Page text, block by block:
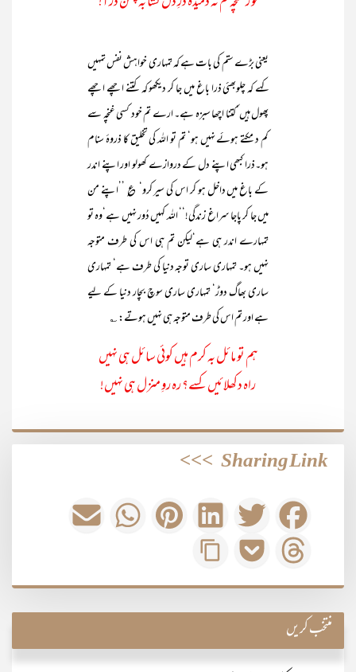
یعنی بڑے ستم کی بات ہے کہ تمہاری خواہش نفس تمہیں
کہے کہ چلوبھئی ذرا باغ میں جا کر دیکھو کہ کتنے اچھے اچھے
پھول ہیں‘کتنا اچھا سبزہ ہے۔ ارے تم خود کسی غنچہ سے
کم دمکتے ہوئے نہیں ہو‘ تم تو اللہ کی تخلیق کا ذروۂ سنام
ہو۔ذرا کبھی اپنے دل کے دروازے کھولو اور اپنے اندر
کے باغ میں داخل ہو کر اس کی سیر کرو‘ ؏ ’’اپنے من
میں جا کر پاجا سراغ زندگی!‘‘ اللہ کہیں دُور نہیں ہے‘وہ تو
تمہارے اندر ہی ہے‘لیکن تم ہی اس کی طرف متوجہ
نہیں ہو۔ تمہاری ساری توجہ دنیا کی طرف ہے‘ تمہاری
ساری بھاگ دوڑ‘ تمہاری ساری سوچ بچار دنیا کے لیے
ہے اور تم اس کی طرف متوجہ ہی نہیں ہوتے: ؎
ہم تو مائل بہ کرم ہیں کوئی سائل ہی نہیں
راہ دکھلائیں کسے؟ رہ روِ منزل ہی نہیں!
Sharing Link
>>>
منتخب کریں